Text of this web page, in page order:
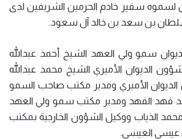
لسموه سفير خادم الحرمين الشريفين لدى
بن سعد بن خالد آل سعود.
سمو ولي العهد الشيخ أحمد عبدالله
الديوان الأميري الشيخ محمد عبدالله
الديوان الأميري ومدير مكتب صاحب السمو
فهد الفهد ومدير مكتب سمو ولي العهد
الذياب ووكيل الشؤون الخارجية بمكتب
عيسى العيسى.